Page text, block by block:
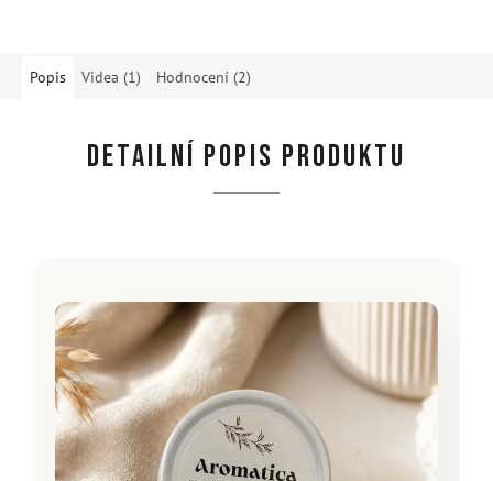
Popis Videa (1) Hodnocení (2)
DETAILNÍ POPIS PRODUKTU